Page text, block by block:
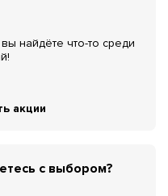
найдёте что-то среди
акции
с выбором?